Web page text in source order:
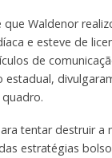
que Waldenor
e esteve de
de
estadual,
tentar destruir a
estratégias